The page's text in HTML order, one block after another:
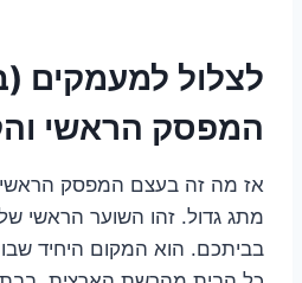
לצלול למעמקים
המפסק הראשי
אז מה זה בעצם המפסק
מתג גדול. זהו השוער הראשי
בביתכם. הוא המקום היחיד